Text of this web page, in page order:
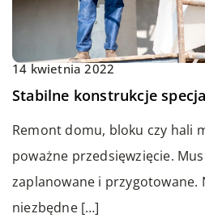
14 kwietnia 2022
Stabilne konstrukcje
Remont domu, bloku czy hali
poważne przedsięwzięcie.
zaplanowane i przygotowane.
niezbędne […]